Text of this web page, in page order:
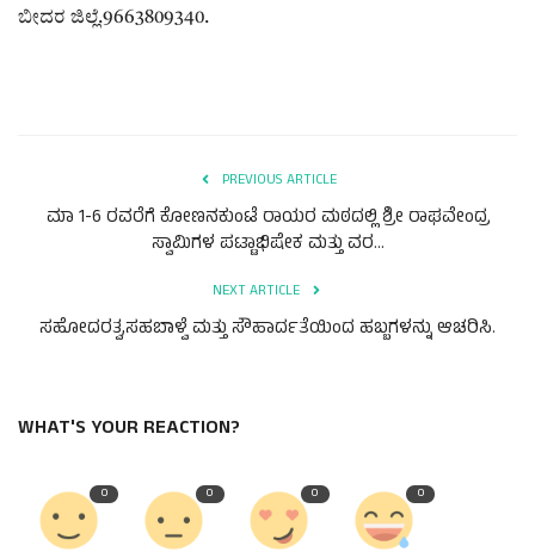
ಬೀದರ ಜಿಲ್ಲೆ.9663809340.
PREVIOUS ARTICLE
ಮಾ 1-6 ರವರೆಗೆ ಕೋಣನಕುಂಟೆ ರಾಯರ ಮಠದಲ್ಲಿ ಶ್ರೀ ರಾಘವೇಂದ್ರ
ಸ್ವಾಮಿಗಳ ಪಟ್ಟಾಭಿಷೇಕ ಮತ್ತು ವರ...
NEXT ARTICLE
ಸಹೋದರತ್ವ,ಸಹಬಾಳ್ವೆ ಮತ್ತು ಸೌಹಾರ್ದತೆಯಿಂದ ಹಬ್ಬಗಳನ್ನು ಆಚರಿಸಿ.
WHAT'S YOUR REACTION?
0 0 0 0